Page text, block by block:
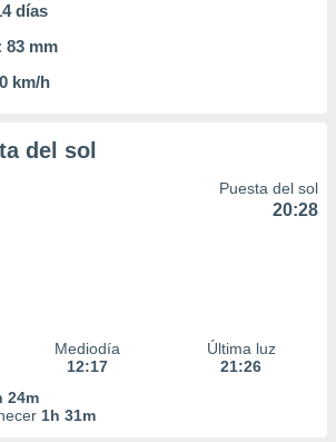
días
83 mm
km/h
del sol
Puesta del sol
20:28
Mediodía
12:17
Última luz
21:26
24m
1h 31m